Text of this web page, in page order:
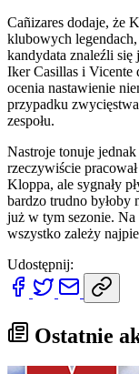
Cañizares dodaje, że
klubowych
kandydata znaleźli
Iker Casillas i Vicente
ocenia nastawienie
przypadku
zespołu.
Nastroje tonuje
rzeczywiście
Kloppa, ale sygnały
bardzo trudno byłoby
już w tym sezonie. Na
wszystko zależy
Udostępnij:
Ostatnie